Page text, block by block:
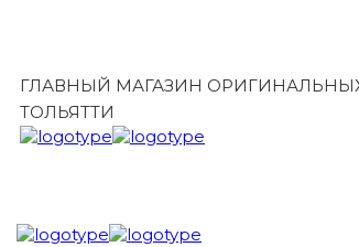
ГЛАВНЫЙ МАГАЗИН
ТОЛЬЯТТИ